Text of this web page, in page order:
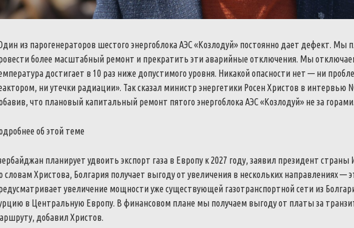
из парогенераторов шестого энергоблока АЭС «Козлодуй» постоянно дает дефект. Мы
более масштабный ремонт и прекратить эти аварийные отключения. Мы
достигает в 10 раз ниже допустимого уровня. Никакой опасности нет — ни
ни утечки радиации». Так сказал министр энергетики Росен Христов в интервью
что плановый капитальный ремонт пятого энергоблока АЭС «Козлодуй» не за горами.
об этой теме
планирует удвоить экспорт газа в Европу к 2027 году, заявил президент страны
словам Христова, Болгария получает выгоду от увеличения в нескольких направлениях —
увеличение мощности уже существующей газотранспортной сети из
в Центральную Европу. В финансовом плане мы получаем выгоду от платы за
добавил Христов.